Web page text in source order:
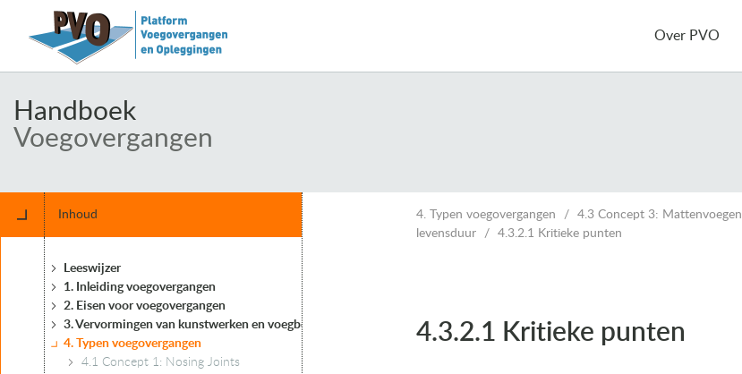
Over PVO
Handboek
Voegovergangen
Inhoud
Leeswijzer
1. Inleiding voegovergangen
2. Eisen voor voegovergangen
3. Vervormingen van kunstwerken en voegbewegingen
4. Typen voegovergangen
4.1 Concept 1: Nosing Joints
4. Typen voegovergangen 4.3 Concept 3: Mattenvoegen
levensduur
4.3.2.1 Kritieke punten
4.3.2.1 Kritieke punten